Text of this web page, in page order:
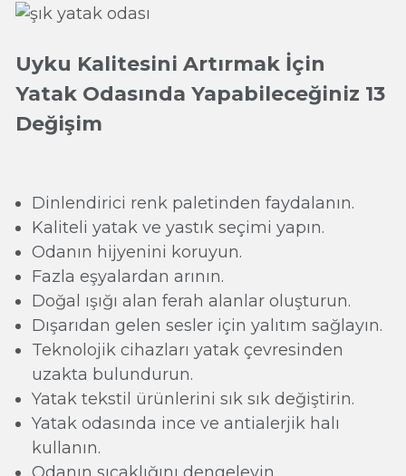
Uyku Kalitesini Artırmak İçin
Yatak Odasında Yapabileceğiniz 13
Değişim
Dinlendirici renk paletinden faydalanın.
Kaliteli yatak ve yastık seçimi yapın.
Odanın hijyenini koruyun.
Fazla eşyalardan arının.
Doğal ışığı alan ferah alanlar oluşturun.
Dışarıdan gelen sesler için yalıtım sağlayın.
Teknolojik cihazları yatak çevresinden
uzakta bulundurun.
Yatak tekstil ürünlerini sık sık değiştirin.
Yatak odasında ince ve antialerjik halı
kullanın.